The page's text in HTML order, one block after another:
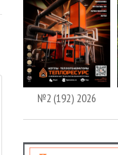
№2 (192) 2026